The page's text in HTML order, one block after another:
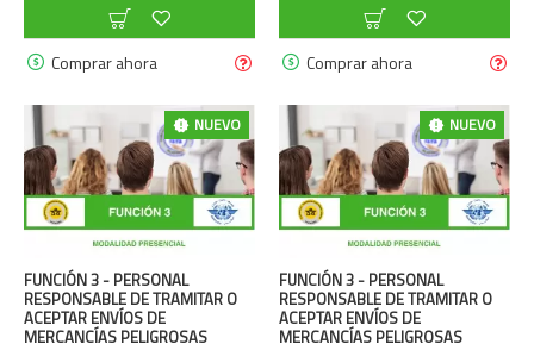
Comprar ahora Comprar ahora
NUEVO
FUNCIÓN 3 - PERSONAL
RESPONSABLE DE TRAMITAR O
ACEPTAR ENVÍOS DE
MERCANCÍAS PELIGROSAS
NUEVO
FUNCIÓN 3 - PERSONAL
RESPONSABLE DE TRAMITAR O
ACEPTAR ENVÍOS DE
MERCANCÍAS PELIGROSAS